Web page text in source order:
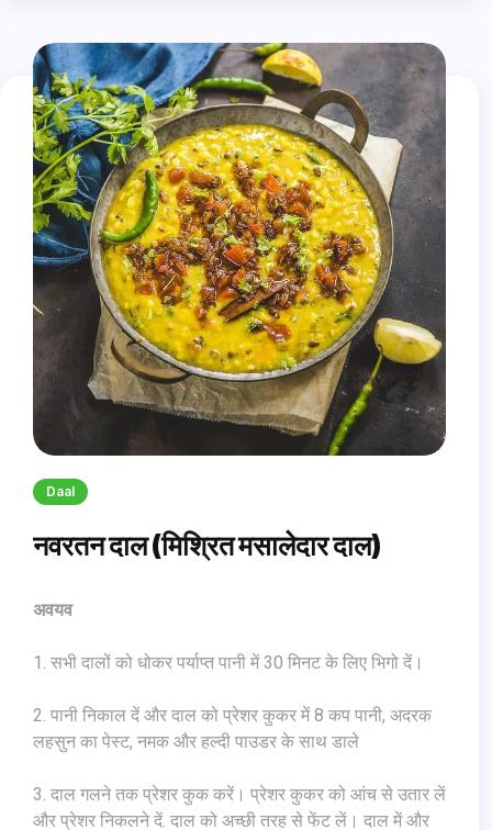
Daal
नवरतन दाल (मिश्रित मसालेदार दाल)
अवयव
1. सभी दालों को धोकर पर्याप्त पानी में 30 मिनट के लिए भिगो दें।
2. पानी निकाल दें और दाल को प्रेशर कुकर में 8 कप पानी, अदरक
लहसुन का पेस्ट, नमक और हल्दी पाउडर के साथ डाले
3. दाल गलने तक प्रेशर कुक करें। प्रेशर कुकर को आंच से उतार लें
और प्रेशर निकलने दें. दाल को अच्छी तरह से फेंट लें। दाल में और